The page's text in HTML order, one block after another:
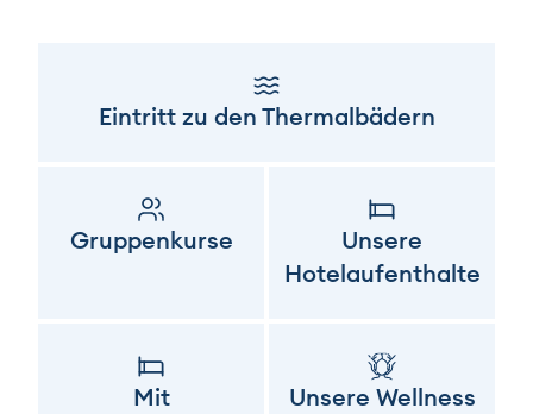
Eintritt zu den Thermalbädern
Gruppenkurse
Unsere
Hotelaufenthalte
Mit
Unsere Wellness